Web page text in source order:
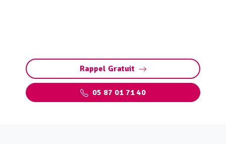
Rappel Gratuit
05 87 01 71 40